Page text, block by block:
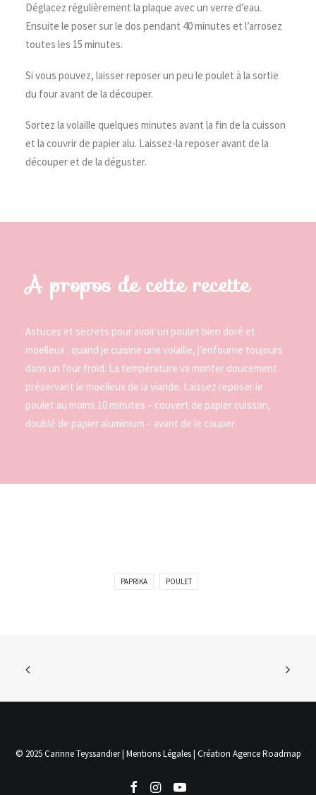
Déglacez régulièrement la plaque avec un verre d’eau.
Ensuite le poser sur le dos pendant 40 minutes et l’arrosez
toutes les 15 minutes.
Si vous pouvez, laisser reposer un peu le poulet à la sortie
du four avant de la découper.
Sortez la volaille quelques minutes avant la fin de la cuisson
et la couvrir de papier alu. Laissez-la reposer avant de la
découper et de la déguster.
A propos de cette recette
Astuces et secrets pour avoir un poulet bien doré et
moelleux : quand je cuisine une volaille, j’enfourne toujours
dans un four froid. La température va monter doucement
préservant le moelleux de la viande. Laissez reposer le
poulet au moins 10 minutes – couvert de papier cuisson,
doublé de papier aluminium – avant de le couper.
PAPRIKA POULET
© 2025 Carinne Teyssandier | Mentions Légales| Création Agence Roadmap